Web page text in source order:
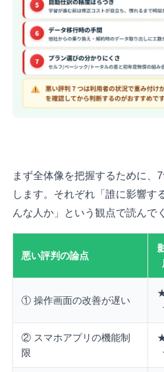
まず全体像を把握するために、
します。それぞれ「誰に影響す
んな人か」という観点で読んで
悪い評判の論点
① 操作画面の改善が遅い
② スマホアプリの機能制
限